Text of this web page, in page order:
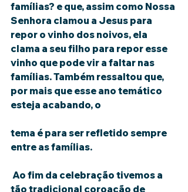
famílias? e que, assim como Nossa
Senhora clamou a Jesus para
repor o vinho dos noivos, ela
clama a seu filho para repor esse
vinho que pode vir a faltar nas
famílias. Também ressaltou que,
por mais que esse ano temático
esteja acabando, o
tema é para ser refletido sempre
entre as famílias.
tão tradicional coroação de